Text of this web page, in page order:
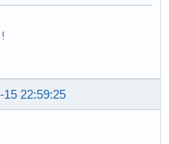
15 22:59:25